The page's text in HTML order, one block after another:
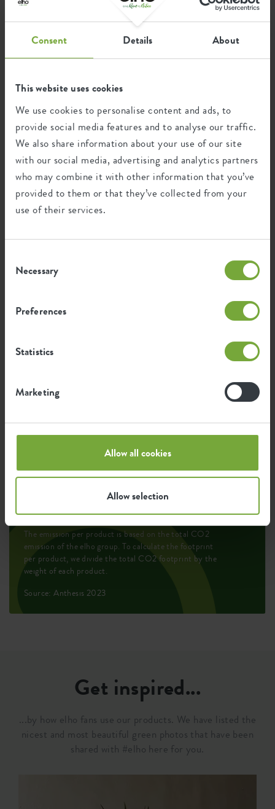
Consent Details About
This website uses cookies
We use cookies to personalise content and ads, to
provide social media features and to analyse our traffic.
We also share information about your use of our site
with our social media, advertising and analytics partners
who may combine it with other information that you’ve
provided to them or that they’ve collected from your
use of their services.
Selection
Necessary
Preferences
Statistics
Marketing
Allow all cookies
Allow selection
water reservoir offers convenience in plant care without
This product is comprised of 100% post-
consumer waste and 0% post-industrial
waste.
Certifications
years
Frost resistant
kg
producing this product
0.622
Average emission of green energy
for producing this product
The emission per product is based on the total CO2
emission of the elho group. To calculate the footprint
per product, we divide the total CO2 footprint by the
weight of each product.
Source: Anthesis 2023
Get inspired...
...by how elho fans use our products. We have listed the
nicest and most beautiful green photos that have been
shared with #elho here for you.